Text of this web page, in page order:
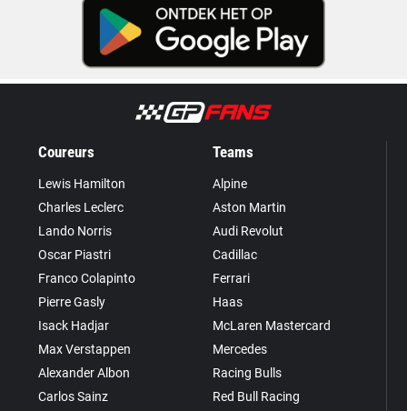
Coureurs
Lewis Hamilton
Charles Leclerc
Lando Norris
Oscar Piastri
Franco Colapinto
Pierre Gasly
Isack Hadjar
Max Verstappen
Alexander Albon
Carlos Sainz
Teams
Alpine
Aston Martin
Audi Revolut
Cadillac
Ferrari
Haas
McLaren Mastercard
Mercedes
Racing Bulls
Red Bull Racing